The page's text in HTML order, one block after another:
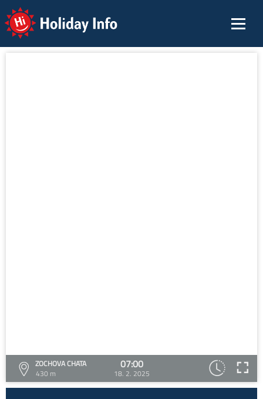
Holiday Info
ZOCHOVA CHATA
430 m
07:00
18. 2. 2025